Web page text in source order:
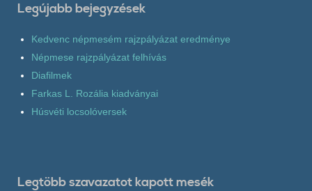
Legújabb bejegyzések
Kedvenc népmesém rajzpályázat eredménye
Népmese rajzpályázat felhívás
Diafilmek
Farkas L. Rozália kiadványai
Húsvéti locsolóversek
Legtöbb szavazatot kapott mesék